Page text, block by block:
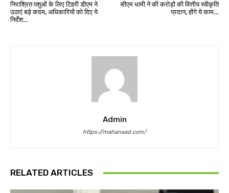
निराश्रित पशुओं के लिए टिहरी डीएम ने
उठाएं बड़े कदम, अधिकारियों को दिए ये
निर्देश…
सीएम धामी ने की करोड़ों की वित्तीय स्वीकृति
प्रदान, होंगे ये काम…
Admin
https://mahanaad.com/
RELATED ARTICLES